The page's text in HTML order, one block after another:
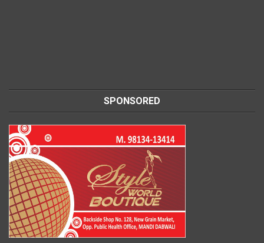
SPONSORED